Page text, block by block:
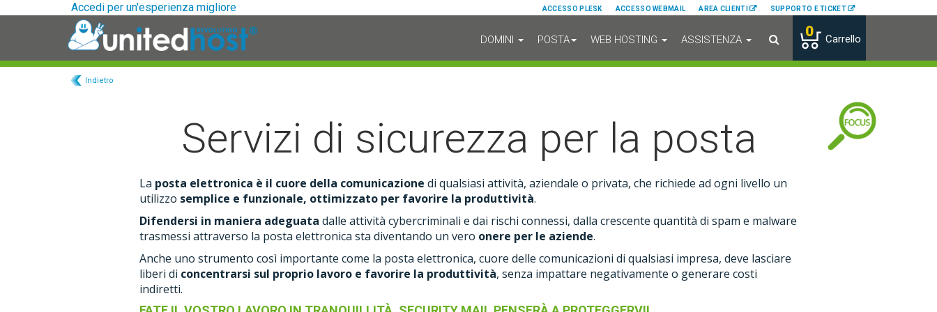
Accedi per un'esperienza migliore ACCESSO PLESK ACCESSO WEBMAIL AREA CLIENTI SUPPORTO E TICKET
-
go
DOMINI POSTA WEB HOSTING ASSISTENZA SEARCH0 Carrello
Indietro
Servizi di sicurezza per la posta
La posta elettronica è il cuore della comunicazione di qualsiasi attività, aziendale o privata, che richiede ad ogni livello un
utilizzo semplice e funzionale, ottimizzato per favorire la produttività.
Difendersi in maniera adeguata dalle attività cybercriminali e dai rischi connessi, dalla crescente quantità di spam e malware
trasmessi attraverso la posta elettronica sta diventando un vero onere per le aziende.
Anche uno strumento così importante come la posta elettronica, cuore delle comunicazioni di qualsiasi impresa, deve lasciare
liberi di concentrarsi sul proprio lavoro e favorire la produttività, senza impattare negativamente o generare costi
indiretti.